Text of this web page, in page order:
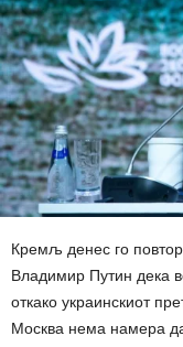
Кремљ денес го
Владимир Путин дека
откако украинскиот
Москва нема намера